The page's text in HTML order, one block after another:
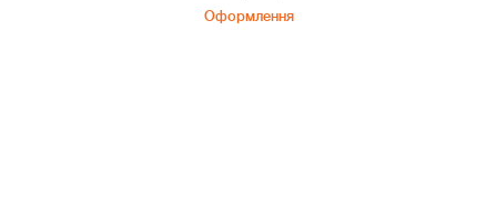
Оформлення